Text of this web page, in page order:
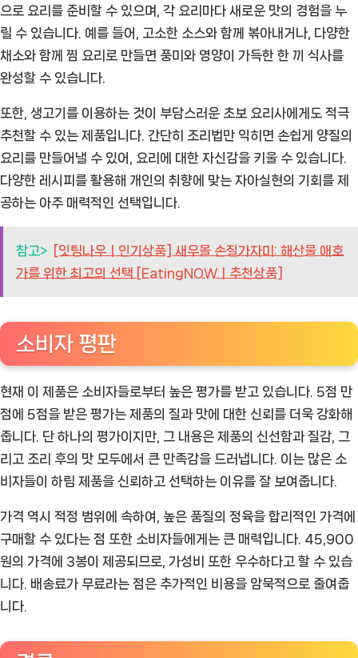
으로 요리를 준비할 수 있으며, 각 요리마다 새로운 맛의 경험을 누
릴 수 있습니다. 예를 들어, 고소한 소스와 함께 볶아내거나, 다양한
채소와 함께 찜 요리로 만들면 풍미와 영양이 가득한 한 끼 식사를
완성할 수 있습니다.
또한, 생고기를 이용하는 것이 부담스러운 초보 요리사에게도 적극
추천할 수 있는 제품입니다. 간단히 조리법만 익히면 손쉽게 양질의
요리를 만들어낼 수 있어, 요리에 대한 자신감을 키울 수 있습니다.
다양한 레시피를 활용해 개인의 취향에 맞는 자아실현의 기회를 제
공하는 아주 매력적인 선택입니다.
참고> [잇팅나우ㅣ인기상품] 새우몰 손질가자미: 해산물 애호
가를 위한 최고의 선택 [EatingNOWㅣ추천상품]
소비자 평판
현재 이 제품은 소비자들로부터 높은 평가를 받고 있습니다. 5점 만
점에 5점을 받은 평가는 제품의 질과 맛에 대한 신뢰를 더욱 강화해
줍니다. 단 하나의 평가이지만, 그 내용은 제품의 신선함과 질감, 그
리고 조리 후의 맛 모두에서 큰 만족감을 드러냅니다. 이는 많은 소
비자들이 하림 제품을 신뢰하고 선택하는 이유를 잘 보여줍니다.
가격 역시 적정 범위에 속하여, 높은 품질의 정육을 합리적인 가격에
구매할 수 있다는 점 또한 소비자들에게는 큰 매력입니다. 45,900
원의 가격에 3봉이 제공되므로, 가성비 또한 우수하다고 할 수 있습
니다. 배송료가 무료라는 점은 추가적인 비용을 암묵적으로 줄여줍
니다.